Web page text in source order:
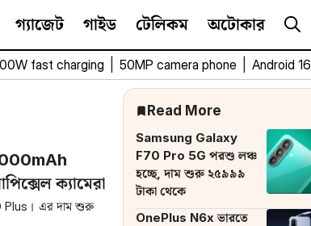
গ্যাজেট গাইড টেলিকম অটোকার
fast charging 50MP camera phone Android 16
ক্যামেরা
Plus। এর দাম শুরু
Read More
Samsung Galaxy
F70 Pro 5G পরশু লঞ্চ
হচ্ছে, দাম শুরু ২৫৯৯৯
টাকা থেকে
OnePlus N6x ভারতে